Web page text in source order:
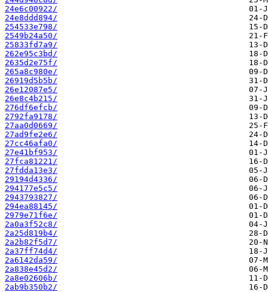
24e6c00922/
24e8ddd894/
254533e798/
2549b24a50/
25833fd7a9/
262e95c3bd/
2635d2e75f/
265a8c980e/
26919d5b5b/
26e12087e5/
26e8c4b215/
276df6efcb/
2792fa9178/
27aa0d0669/
27ad9fe2e6/
27cc46afa0/
27e41bf953/
27fca81221/
27fdda13e3/
29194d4336/
294177e5c5/
2943793827/
294ea88145/
2979e71f6e/
2a0a3f52c8/
2a25d819b4/
2a2b82f5d7/
2a37ff74d4/
2a6142da59/
2a838e45d2/
2a8e02606b/
2ab9b350b2/